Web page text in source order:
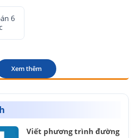
6
Xem thêm
Viết phương trình đường